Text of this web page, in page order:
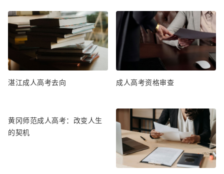
湛江成人高考去向 成人高考资格审查
黄冈师范成人高考：改变人生
的契机